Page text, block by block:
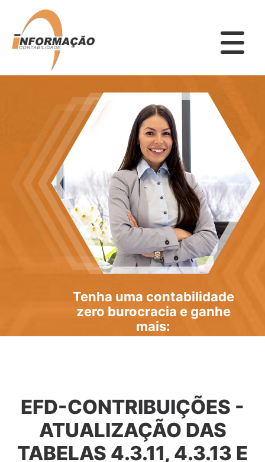
Tenha uma contabilidade
zero burocracia e ganhe
mais:
EFD-CONTRIBUIÇÕES -
ATUALIZAÇÃO DAS
TABELAS 4.3.11, 4.3.13 E